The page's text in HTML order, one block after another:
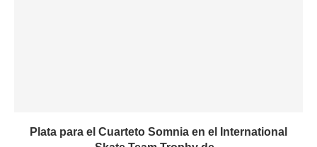
Plata para el Cuarteto Somnia en el International